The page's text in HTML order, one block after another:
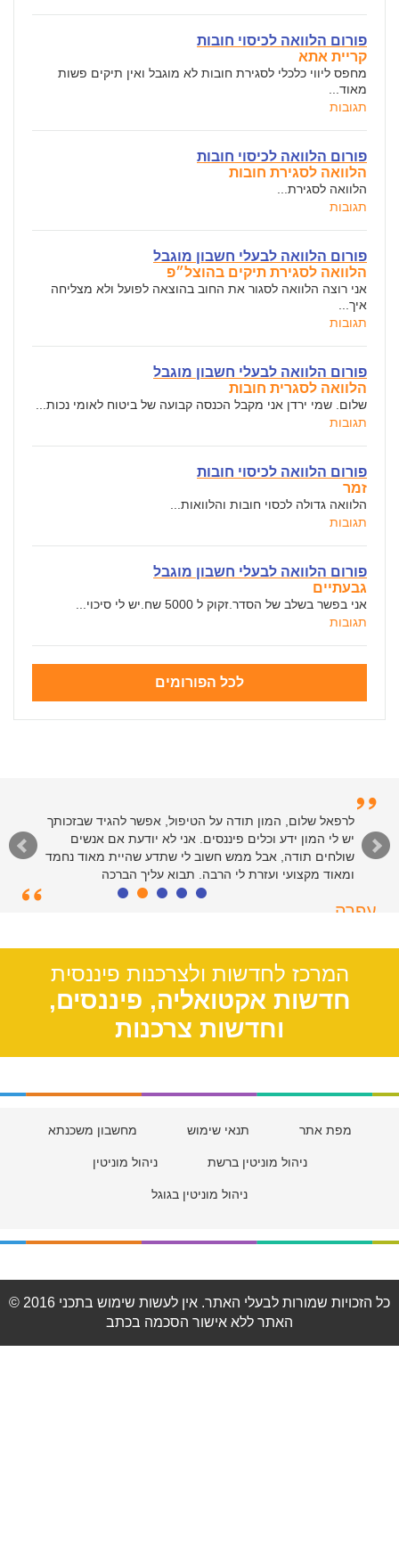
פורום הלוואה לכיסוי חובות
קריית אתא
מחפס ליווי כלכלי לסגירת חובות לא מוגבל ואין תיקים פשות
מאוד...
תגובות
פורום הלוואה לכיסוי חובות
הלוואה לסגירת חובות
הלוואה לסגירת...
תגובות
פורום הלוואה לבעלי חשבון מוגבל
הלוואה לסגירת תיקים בהוצל״פ
אני רוצה הלוואה לסגור את החוב בהוצאה לפועל ולא מצליחה
איך...
תגובות
פורום הלוואה לבעלי חשבון מוגבל
הלוואה לסגרית חובות
שלום. שמי ירדן אני מקבל הכנסה קבועה של ביטוח לאומי נכות...
תגובות
פורום הלוואה לכיסוי חובות
זמר
הלוואה גדולה לכסוי חובות והלוואות...
תגובות
פורום הלוואה לבעלי חשבון מוגבל
גבעתיים
אני בפשר בשלב של הסדר.זקוק ל 5000 שח.יש לי סיכוי...
תגובות
לכל הפורומים
לרפאל שלום, המון תודה על הטיפול, אפשר להגיד שבזכותך
יש לי המון ידע וכלים פיננסים. אני לא יודעת אם אנשים
שולחים תודה, אבל ממש חשוב לי שתדע שהיית מאוד נחמד
ומאוד מקצועי ועזרת לי הרבה. תבוא עליך הברכה
עפרה
המרכז לחדשות ולצרכנות פיננסית
חדשות אקטואליה, פיננסים,
וחדשות צרכנות
מפת אתר תנאי שימוש מחשבון משכנתא
ניהול מוניטין ברשת ניהול מוניטין
ניהול מוניטין בגוגל
© 2016 כל הזכויות שמורות לבעלי האתר. אין לעשות שימוש בתכני
האתר ללא אישור הסכמה בכתב